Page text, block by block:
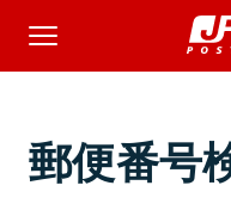
郵便番号